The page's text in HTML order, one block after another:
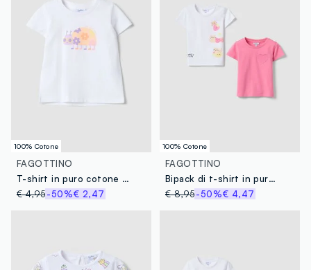
100% Cotone
FAGOTTINO
T-shirt in puro cotone bianca da bimba regular fit con stampa
€ 4,95-50%€ 2,47
100% Cotone
FAGOTTINO
Bipack di t-shirt in puro cotone multicolor per bimba
€ 8,95-50%€ 4,47